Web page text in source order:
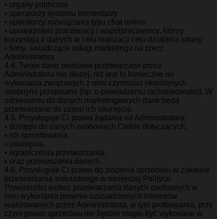
• organy publiczne
• operatorzy systemu komentarzy
• operatorzy rozwiązania typu chat online
• upoważnieni pracownicy i współpracownicy, którzy
korzystają z danych w celu realizacji celu działania strony
• firmy, świadczące usługi marketingu na rzecz
Administratora
4.4. Twoje dane osobowe przetwarzane przez
Administratora nie dłużej, niż jest to konieczne do
wykonania związanych z nimi czynności określonych
osobnymi przepisami (np. o prowadzeniu rachunkowości). W
odniesieniu do danych marketingowych dane będą
przetwarzane do czasu ich usunięcia.
4.5. Przysługuje Ci prawo żądania od Administratora:
• dostępu do danych osobowych Ciebie dotyczących,
• ich sprostowania,
• usunięcia,
• ograniczenia przetwarzania,
• oraz przenoszenia danych.
4.6. Przysługuje Ci prawo do złożenia sprzeciwu w zakresie
przetwarzania wskazanego w niniejszej Polityce
Prywatności wobec przetwarzania danych osobowych w
celu wykonania prawnie uzasadnionych interesów
realizowanych przez Administratora, w tym profilowania, przy
czym prawo sprzeciwu nie będzie mogło być wykonane w